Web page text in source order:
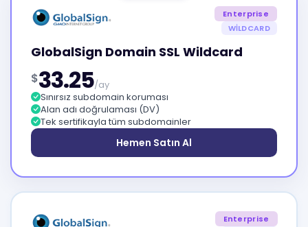
Enterprise
WILDCARD
GlobalSign Domain SSL Wildcard
$33.25/ay
Sınırsız subdomain koruması
Alan adı doğrulaması (DV)
Tek sertifikayla tüm subdomainler
Hemen Satın Al
Enterprise